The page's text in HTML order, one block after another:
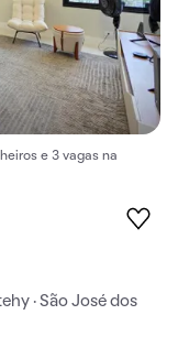
e 3 vagas na
· São José dos